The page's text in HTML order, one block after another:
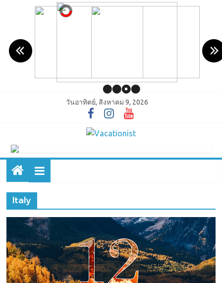
วันอาทิตย์, สิงหาคม 9, 2026
Italy